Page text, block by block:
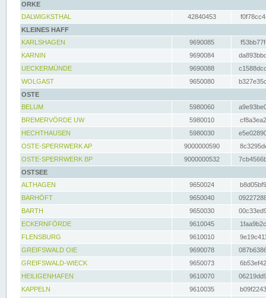
ORKE
DALWIGKSTHAL
42840453
KLEINES HAFF
KARLSHAGEN
9690085
KARNIN
9690084
UECKERMÜNDE
9690088
WOLGAST
9650080
OSTE
BELUM
5980060
BREMERVÖRDE UW
5980010
HECHTHAUSEN
5980030
OSTE-SPERRWERK AP
9000000590
OSTE-SPERRWERK BP
9000000532
OSTSEE
ALTHAGEN
9650024
BARHÖFT
9650040
BARTH
9650030
ECKERNFÖRDE
9610045
FLENSBURG
9610010
GREIFSWALD OIE
9690078
GREIFSWALD-WIECK
9650073
HEILIGENHAFEN
9610070
KAPPELN
9610035